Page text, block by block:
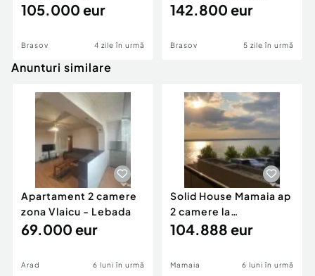
lux,mobilat-utilat
105.000 eur
Brasov 4 zile în urmă
Residence,parcare,mobi
142.800 eur
Brasov 5 zile în urmă
Anunturi similare
Apartament 2 camere
zona Vlaicu - Lebada
69.000 eur
Arad 6 luni în urmă
Solid House Mamaia ap
2 camere la
cheie,langa Mega
104.888 eur
Mamaia 6 luni în urmă